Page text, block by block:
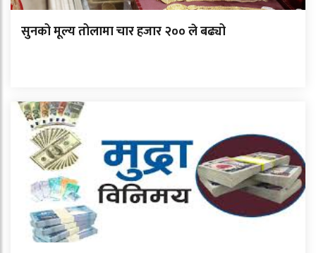
सुनको मूल्य तोलामा चार हजार २०० ले बढ्यो